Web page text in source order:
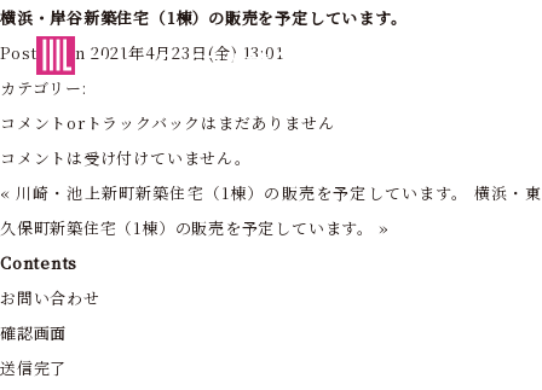
フォーライフ株式会社
横浜・岸谷新築住宅（1棟）の販売を予定しています。
Posted on 2021年4月23日(金) 13:01
カテゴリー:
コメントorトラックバックはまだありません
コメントは受け付けていません。
« 川崎・池上新町新築住宅（1棟）の販売を予定しています。
横浜・東
久保町新築住宅（1棟）の販売を予定しています。
»
Contents
お問い合わせ
確認画面
送信完了